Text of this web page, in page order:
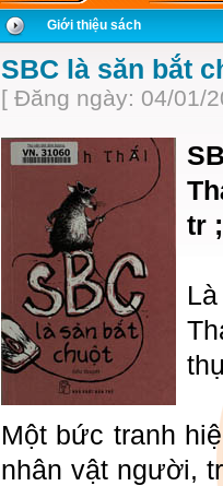
Giới thiệu sách
SBC là săn bắt
[ Đăng ngày: 04/01/
tr
Một bức tranh
nhân vật người,